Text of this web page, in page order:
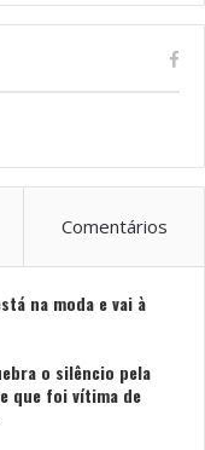
Comentários
na moda e vai à
o silêncio pela
que foi vítima de